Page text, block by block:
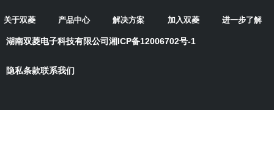
关于双菱 产品中心 解决方案 加入双菱 进一步了解
湖南双菱电子科技有限公司湘ICP备12006702号-1
隐私条款联系我们